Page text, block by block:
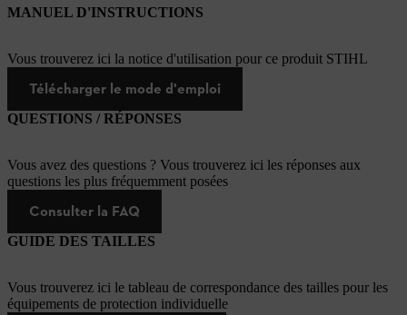
MANUEL D'INSTRUCTIONS
Vous trouverez ici la notice d'utilisation pour ce produit STIHL
Télécharger le mode d'emploi
QUESTIONS / RÉPONSES
Vous avez des questions ? Vous trouverez ici les réponses aux
questions les plus fréquemment posées
Consulter la FAQ
GUIDE DES TAILLES
Vous trouverez ici le tableau de correspondance des tailles pour les
équipements de protection individuelle